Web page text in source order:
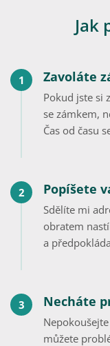
Jak
1 Zavoláte
Pokud jste si
se zámkem,
Čas od času
2 Popíšete
Sdělíte mi
obratem
a
3 Necháte
můžete